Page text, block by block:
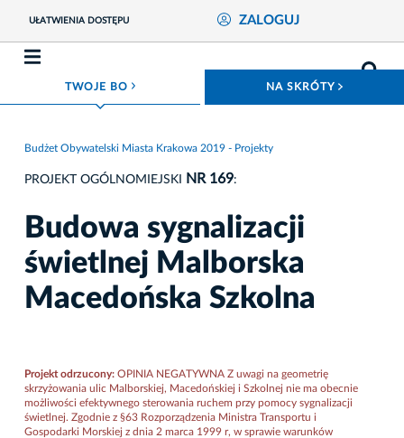
UŁATWIENIA DOSTĘPU ZALOGUJ
TWOJE BO ROZWIŃ MENU NA SKRÓTY
Budżet Obywatelski Miasta Krakowa 2019 - Projekty
PROJEKT OGÓLNOMIEJSKI NR 169:
Budowa sygnalizacji
świetlnej Malborska
Macedońska Szkolna
Projekt odrzucony: OPINIA NEGATYWNA Z uwagi na geometrię
skrzyżowania ulic Malborskiej, Macedońskiej i Szkolnej nie ma obecnie
możliwości efektywnego sterowania ruchem przy pomocy sygnalizacji
świetlnej. Zgodnie z §63 Rozporządzenia Ministra Transportu i
Gospodarki Morskiej z dnia 2 marca 1999 r, w sprawie warunków